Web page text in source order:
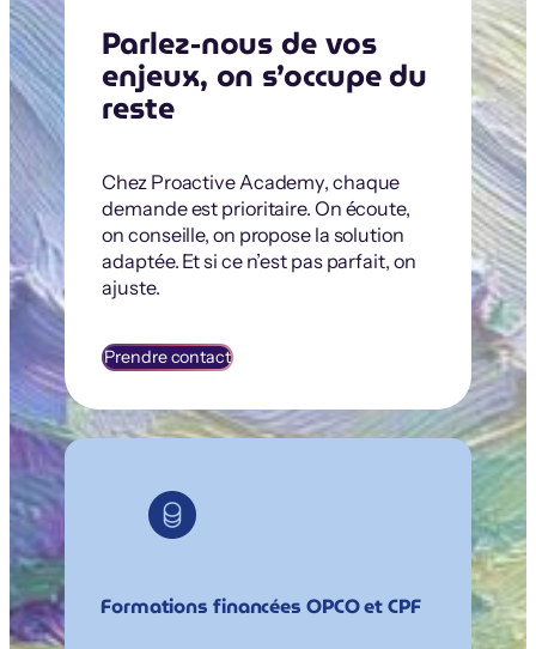
Parlez-nous de vos
enjeux, on s’occupe du
reste
Chez Proactive Academy, chaque
demande est prioritaire. On écoute,
on conseille, on propose la solution
adaptée. Et si ce n’est pas parfait, on
ajuste.
Prendre contact
Formations financées OPCO et CPF